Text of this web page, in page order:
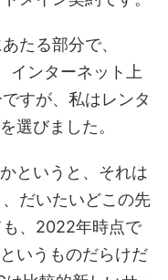
たる部分で、
ンターネット上
すが、私はレンタ
選びました。
というと、それは
だいたいどこの先
、2022年時点で
いうものだらけだ